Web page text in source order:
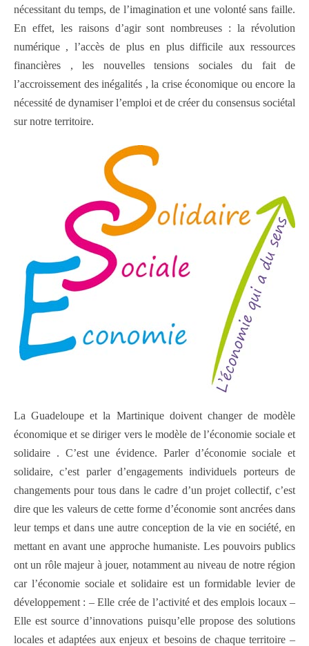
nécessitant du temps, de l’imagination et une volonté sans faille.
En effet, les raisons d’agir sont nombreuses : la révolution
numérique , l’accès de plus en plus difficile aux ressources
financières , les nouvelles tensions sociales du fait de
l’accroissement des inégalités , la crise économique ou encore la
nécessité de dynamiser l’emploi et de créer du consensus sociétal
sur notre territoire.
La Guadeloupe et la Martinique doivent changer de modèle
économique et se diriger vers le modèle de l’économie sociale et
solidaire . C’est une évidence. Parler d’économie sociale et
solidaire, c’est parler d’engagements individuels porteurs de
changements pour tous dans le cadre d’un projet collectif, c’est
dire que les valeurs de cette forme d’économie sont ancrées dans
leur temps et dans une autre conception de la vie en société, en
mettant en avant une approche humaniste. Les pouvoirs publics
ont un rôle majeur à jouer, notamment au niveau de notre région
car l’économie sociale et solidaire est un formidable levier de
développement : – Elle crée de l’activité et des emplois locaux –
Elle est source d’innovations puisqu’elle propose des solutions
locales et adaptées aux enjeux et besoins de chaque territoire –